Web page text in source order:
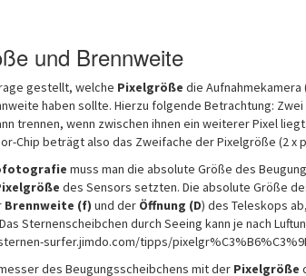
und Brennweite
gestellt, welche Pixelgröße die Aufnahmekamera
haben sollte. Hierzu folgende Betrachtung:
trennen, wenn zwischen ihnen ein weiterer Pixel
Chip beträgt also das Zweifache der Pixelgröße (2 x
muss man die absolute Größe des
des Sensors setzten. Die absolute Größe
Brennweite (f) und der Öffnung (D) des Teleskops
Sternenscheibchen durch Seeing kann je nach
surfer.jimdo.com/tipps/
des Beugungsscheibchens mit der Pixelgröße